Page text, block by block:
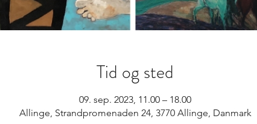
Tid og sted
09. sep. 2023, 11.00 – 18.00
Allinge, Strandpromenaden 24, 3770 Allinge, Danmark